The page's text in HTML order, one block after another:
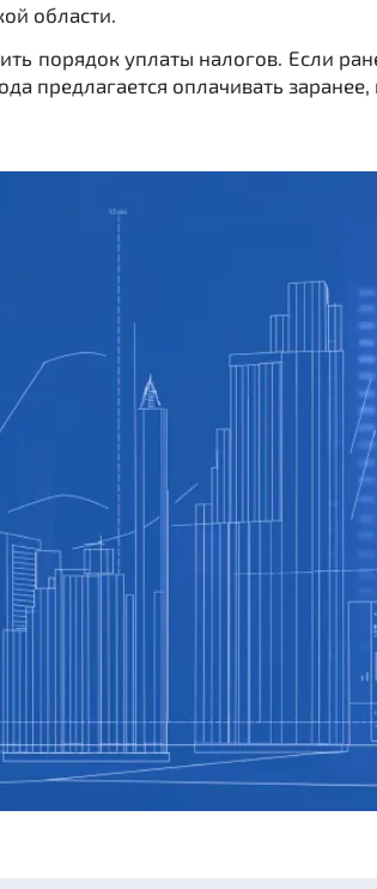
области.
порядок уплаты налогов. Если
предлагается оплачивать